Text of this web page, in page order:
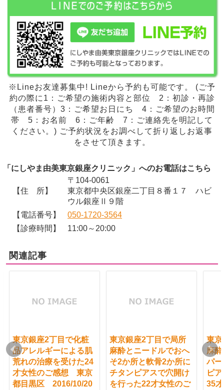
※Lineお友達募集中! Lineから予約も可能です。 (ご予
約の際に1：ご希望の施術内容と部位 2：初診・再診
（患者番号）3：ご希望お日にち 4：ご希望のお時間
帯 5：お名前 6：ご年齢 7：ご連絡先を明記して
ください。) ご予約状況をお調べして折り返しお返事
をさせて頂きます。
「にしやま由美東京銀座クリニック」へのお電話はこちら
【住 所】
〒104-0061
東京都中央区銀座二丁目８番１７ ハビ
ウル銀座Ⅱ９階
【電話番号】
050-1720-3564
【診療時間】
11:00～20:00
関連記事
東京銀座2丁目で化粧
品アレルギーによる肌
荒れの治療を受けた24
才女性のご感想 東京
都目黒区 2016/10/20
東京銀座2丁目で局所
麻酔とニードルでおへ
そ2か所と軟骨2か所に
チタンピアスで穴開け
を行った22才女性のご
東
麻
パ
ピ
35